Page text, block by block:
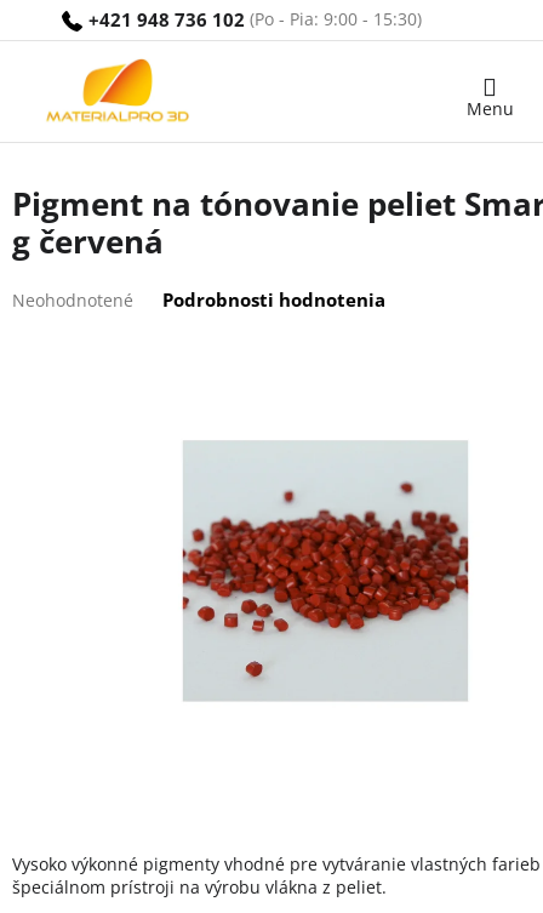
+421 948 736 102
Nákupný
Pigment na tónovanie peliet
g červená
hodnotenie
Neohodnotené Podrobnosti hodnotenia
Vysoko výkonné pigmenty vhodné pre vytváranie vlastných
špeciálnom prístroji na výrobu vlákna z peliet.